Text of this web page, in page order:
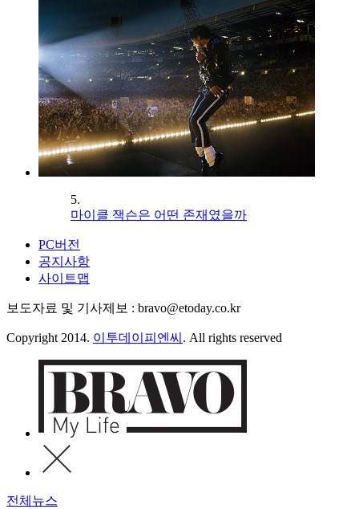
5.
마이클 잭슨은 어떤 존재였을까
PC버전
공지사항
사이트맵
보도자료 및 기사제보 : bravo@etoday.co.kr
Copyright 2014. 이투데이피엔씨 . All rights reserved
전체뉴스